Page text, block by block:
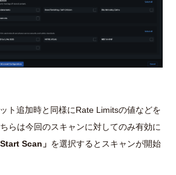
ト追加時と同様にRate Limitsの値などを
らは今回のスキャンに対してのみ有効に
Start Scan」 を選択するとスキャンが開始